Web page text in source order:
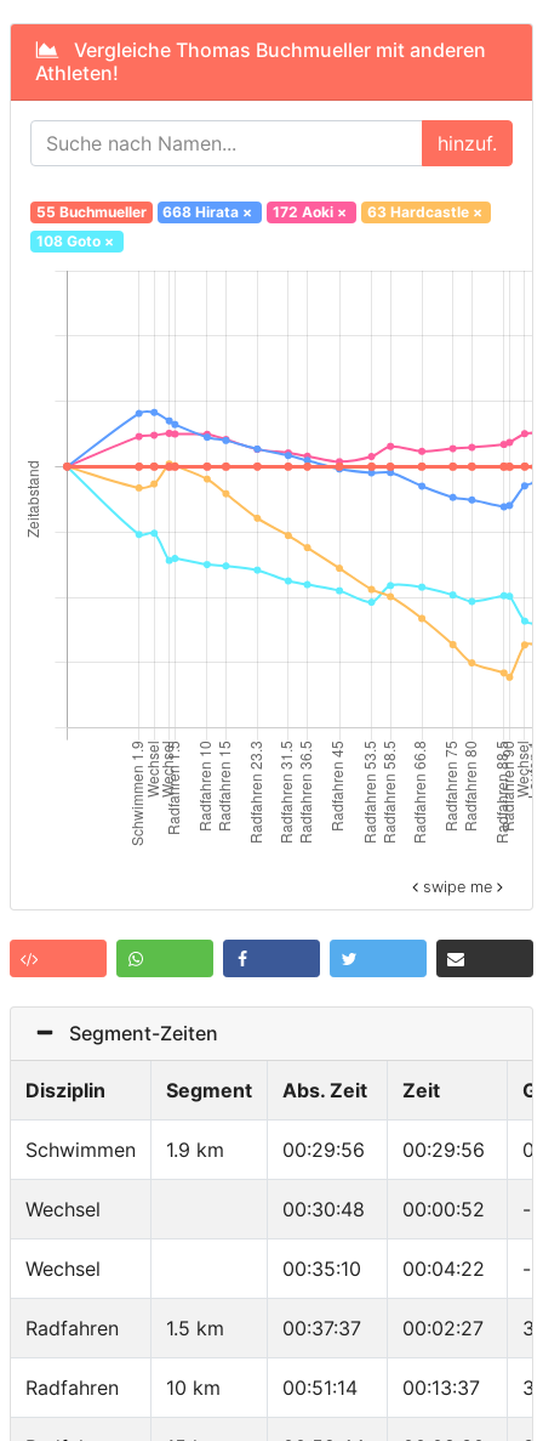
Vergleiche Thomas Buchmueller mit anderen
Athleten!
hinzuf.
55 Buchmueller 668 Hirata × 172 Aoki× 63 Hardcastle×
108 Goto×
swipe me
Segment-Zeiten
Disziplin Segment Abs. Zeit Zeit
Schwimmen 1.9 km 00:29:56 00:29:56
Wechsel 00:30:48 00:00:52 -
Wechsel 00:35:10 00:04:22 -
Radfahren 1.5 km 00:37:37 00:02:27
Radfahren 10 km 00:51:14 00:13:37